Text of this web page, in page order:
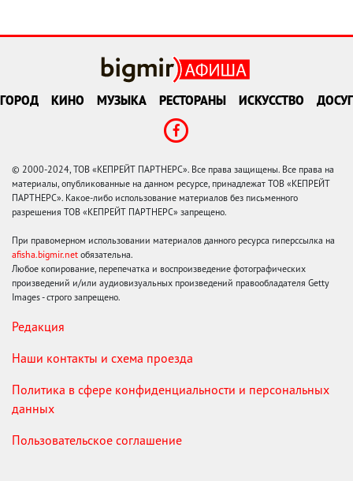
ГОРОД КИНО МУЗЫКА РЕСТОРАНЫ ИСКУССТВО ДОСУГ
© 2000-2024, ТОВ «КЕПРЕЙТ ПАРТНЕРС». Все права защищены. Все права на
материалы, опубликованные на данном ресурсе, принадлежат ТОВ «КЕПРЕЙТ
ПАРТНЕРС». Какое-либо использование материалов без письменного
разрешения ТОВ «КЕПРЕЙТ ПАРТНЕРС» запрещено.
При правомерном использовании материалов данного ресурса гиперссылка на
afisha.bigmir.net обязательна.
Любое копирование, перепечатка и воспроизведение фотографических
произведений и/или аудиовизуальных произведений правообладателя Getty
Images - строго запрещено.
Редакция
Наши контакты и схема проезда
Политика в сфере конфиденциальности и персональных
данных
Пользовательское соглашение